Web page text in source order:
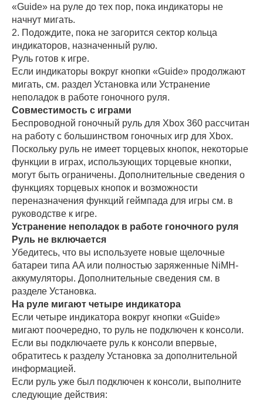
«Guide» на руле до тех пор, пока индикаторы не
начнут мигать.
2. Подождите, пока не загорится сектор кольца
индикаторов, назначенный рулю.
Руль готов к игре.
Если индикаторы вокруг кнопки «Guide» продолжают
мигать, см. раздел Установка или Устранение
неполадок в работе гоночного руля.
Совместимость с играми
Беспроводной гоночный руль для Xbox 360 рассчитан
на работу с большинством гоночных игр для Xbox.
Поскольку руль не имеет торцевых кнопок, некоторые
функции в играх, использующих торцевые кнопки,
могут быть ограничены. Дополнительные сведения о
функциях торцевых кнопок и возможности
переназначения функций геймпада для игры см. в
руководстве к игре.
Устранение неполадок в работе гоночного руля
Руль не включается
Убедитесь, что вы используете новые щелочные
батареи типа AA или полностью заряженные NiMH-
аккумуляторы. Дополнительные сведения см. в
разделе Установка.
На руле мигают четыре индикатора
Если четыре индикатора вокруг кнопки «Guide»
мигают поочередно, то руль не подключен к консоли.
Если вы подключаете руль к консоли впервые,
обратитесь к разделу Установка за дополнительной
информацией.
Если руль уже был подключен к консоли, выполните
следующие действия: